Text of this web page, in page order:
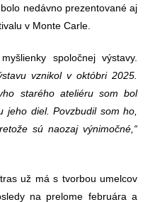
nedávno prezentované aj
v Monte Carle.
spoločnej výstavy.
vznikol v októbri 2025.
starého ateliéru som bol
jeho diel. Povzbudil som ho,
sú naozaj výnimočné,“
už má s tvorbou umelcov
na prelome februára a